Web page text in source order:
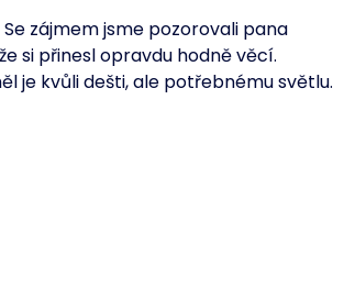
zájmem jsme pozorovali pana
si přinesl opravdu hodně věcí.
je kvůli dešti, ale potřebnému světlu.